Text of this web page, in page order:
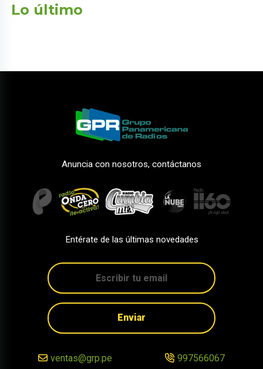
Lo último
Anuncia con nosotros, contáctanos
Entérate de las últimas novedades
Enviar
ventas@grp.pe 997566067